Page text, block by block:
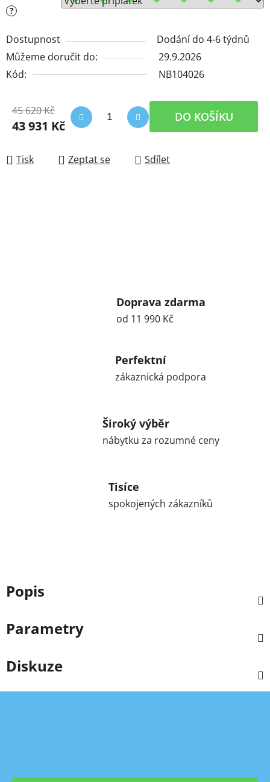
?
Dostupnost
Dodání do 4-6 týdnů
Můžeme doručit do:
29.9.2026
Kód:
NB104026
45 620 Kč
43 931 Kč
DO KOŠÍKU
Tisk Zeptat se Sdílet
Doprava zdarma
od 11 990 Kč
Perfektní
zákaznická podpora
Široký výběr
nábytku za rozumné ceny
Tisíce
spokojených zákazníků
Popis
Parametry
Diskuze
Z